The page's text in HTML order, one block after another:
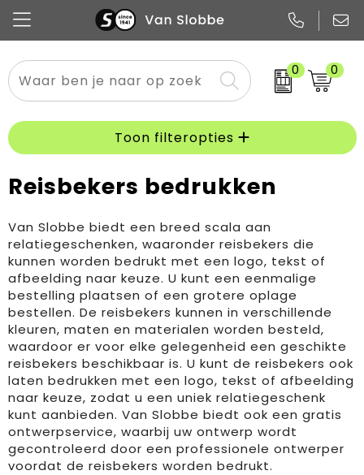
0 0
Alle categorieën
Pennen
Flessen
Mokken en bekers
Meest gekozen
Buitenkleding
Boodschappen- en draagtassen
Zakelijke tassenToon filteropties
Reisbekers bedrukken
Van Slobbe biedt een breed scala aan
relatiegeschenken, waaronder reisbekers die
kunnen worden bedrukt met een logo, tekst of
afbeelding naar keuze. U kunt een eenmalige
bestelling plaatsen of een grotere oplage
bestellen. De reisbekers kunnen in verschillende
kleuren, maten en materialen worden besteld,
waardoor er voor elke gelegenheid een geschikte
reisbekers beschikbaar is. U kunt de reisbekers ook
laten bedrukken met een logo, tekst of afbeelding
naar keuze, zodat u een uniek relatiegeschenk
kunt aanbieden. Van Slobbe biedt ook een gratis
ontwerpservice, waarbij uw ontwerp wordt
gecontroleerd door een professionele ontwerper
voordat de reisbekers worden bedrukt.